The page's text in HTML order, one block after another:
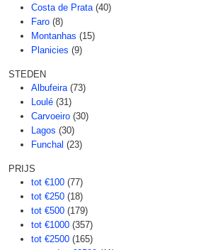
Costa de Prata (40)
Faro (8)
Montanhas (15)
Planicies (9)
STEDEN
Albufeira (73)
Loulé (31)
Carvoeiro (30)
Lagos (30)
Funchal (23)
PRIJS
tot €100 (77)
tot €250 (18)
tot €500 (179)
tot €1000 (357)
tot €2500 (165)